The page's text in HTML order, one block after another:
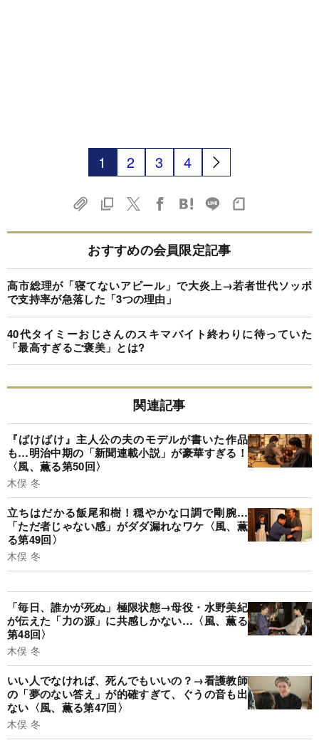
1 2 3 4
おすすめの会員限定記事
高市総理が「寝てないアピール」で大炎上→若者世代ソッポ
で支持率が急落した「3つの理由」
40代タイミーおじさんのスキマバイト終わりに待っていた
「最高すぎるご褒美」とは?
関連記事
『ばけばけ』主人公の夫のモデルが書いた作品
も…明治中期の「新聞連載小説」が豪華すぎる！
〈風、薫る第50回〉
木俣 冬
立ちはだかる飯尾和樹！穏やかな口調で剛腕…
「ただ者じゃない感」がダダ漏れなワケ〈風、薫
る第49回〉
木俣 冬
「毎日、誰かが死ぬ」極限状態→母役・水野美紀
が伝えた「力の源」に共感しかない…〈風、薫る
第48回〉
木俣 冬
いい人でなければ、死んでもいいの？→看護教師
の「夢のない答え」が的確すぎて、ぐうの音も出
ない〈風、薫る第47回〉
木俣 冬